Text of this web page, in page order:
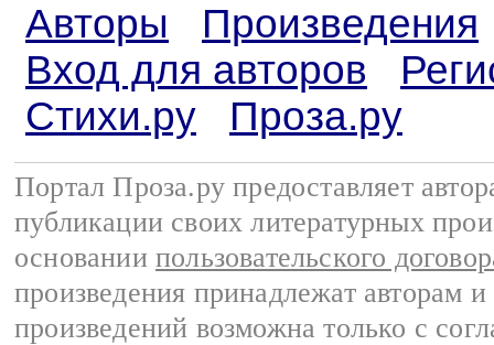
Авторы
Произведения
Вход для авторов
Стихи.ру
Проза.ру
Портал Проза.ру предоставляет
публикации своих литературных
основании пользовательского
произведения принадлежат авторам
произведений возможна только с